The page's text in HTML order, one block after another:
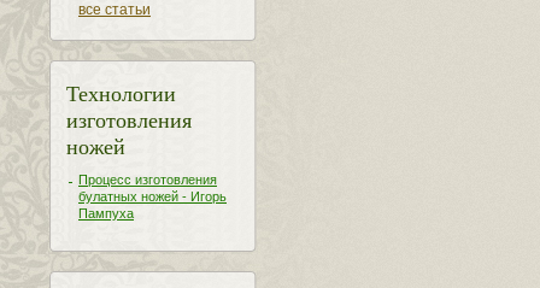
все статьи
Технологии
изготовления
ножей
Процесс изготовления
булатных ножей - Игорь
Пампуха